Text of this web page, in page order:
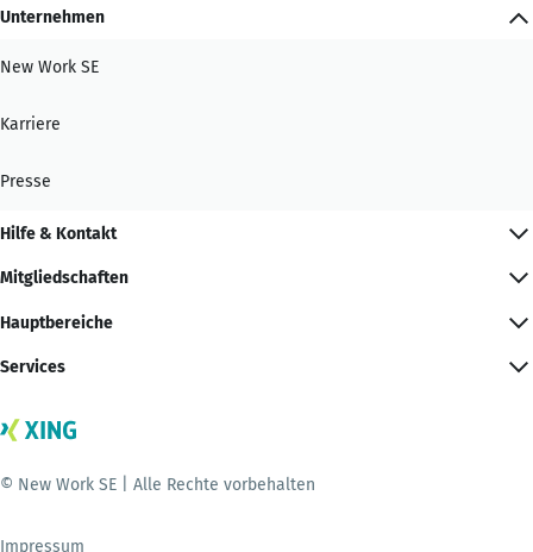
Unternehmen
New Work SE
Karriere
Presse
Hilfe & Kontakt
Mitgliedschaften
Hauptbereiche
Services
© New Work SE | Alle Rechte vorbehalten
Impressum